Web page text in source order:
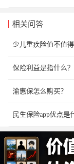
相关问答
少儿重疾险值不值得
保险利益是指什么？
渝惠保怎么购买？
民生保险app优点是